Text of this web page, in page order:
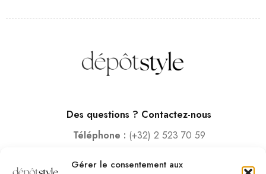
Gérer le consentement aux
Des questions ? Contactez-nous
Téléphone : (+32) 2 523 70 59
Adresse : Rue des Deux Gares 6, 1070 Bruxelles